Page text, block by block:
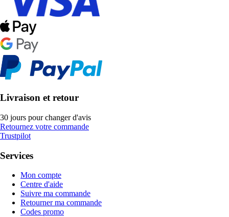
Livraison et retour
30 jours pour changer d'avis
Retournez votre commande
Trustpilot
Services
Mon compte
Centre d'aide
Suivre ma commande
Retourner ma commande
Codes promo